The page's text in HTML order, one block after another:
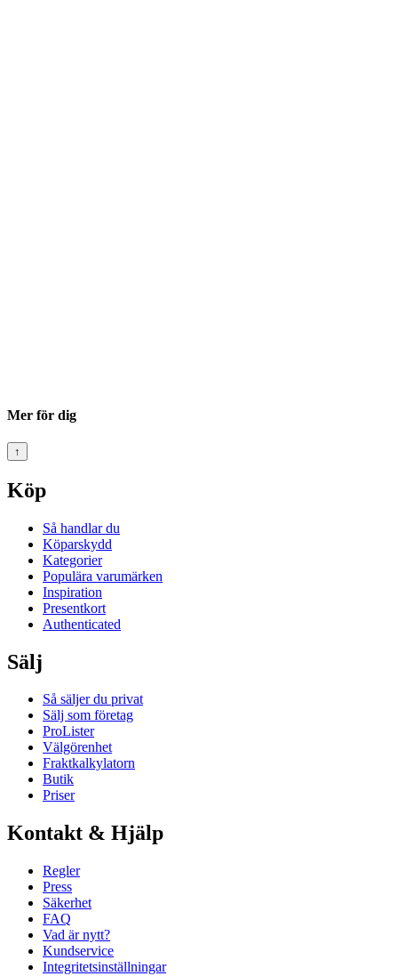
Mer för dig
↑
Köp
Så handlar du
Köparskydd
Kategorier
Populära varumärken
Inspiration
Presentkort
Authenticated
Sälj
Så säljer du privat
Sälj som företag
ProLister
Välgörenhet
Fraktkalkylatorn
Butik
Priser
Kontakt & Hjälp
Regler
Press
Säkerhet
FAQ
Vad är nytt?
Kundservice
Integritetsinställningar